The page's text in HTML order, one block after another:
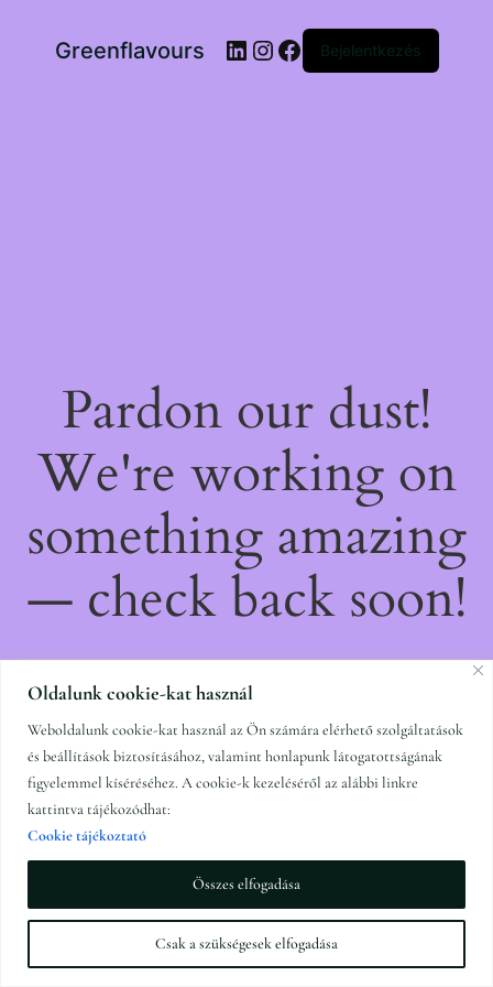
Oldalunk cookie-kat használ
Weboldalunk cookie-kat használ az Ön számára elérhető szolgáltatások
és beállítások biztosításához, valamint honlapunk látogatottságának
figyelemmel kíséréséhez. A cookie-k kezeléséről az alábbi linkre
kattintva tájékozódhat:
Cookie tájékoztató
Csak a szükségesek elfogadása
Összes elfogadása
Greenflavours LinkedIn
Instagram
Facebook
Bejelentkezés
Pardon our dust!
We're working on
something amazing
— check back soon!